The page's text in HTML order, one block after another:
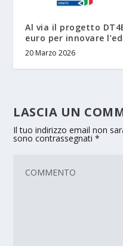
Al via il progetto
euro per innovare
20 Marzo 2026
LASCIA UN
Il tuo indirizzo email non
sono contrassegnati*